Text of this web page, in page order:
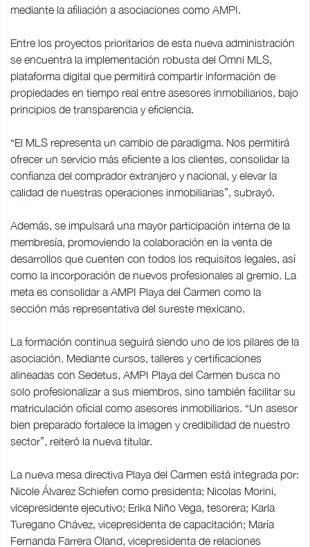
mediante la afiliación a asociaciones como AMPI.
Entre los proyectos prioritarios de esta nueva administración
se encuentra la implementación robusta del Omni MLS,
plataforma digital que permitirá compartir información de
propiedades en tiempo real entre asesores inmobiliarios, bajo
principios de transparencia y eficiencia.
“El MLS representa un cambio de paradigma. Nos permitirá
ofrecer un servicio más eficiente a los clientes, consolidar la
confianza del comprador extranjero y nacional, y elevar la
calidad de nuestras operaciones inmobiliarias”, subrayó.
Además, se impulsará una mayor participación interna de la
membresía, promoviendo la colaboración en la venta de
desarrollos que cuenten con todos los requisitos legales, así
como la incorporación de nuevos profesionales al gremio. La
meta es consolidar a AMPI Playa del Carmen como la
sección más representativa del sureste mexicano.
La formación continua seguirá siendo uno de los pilares de la
asociación. Mediante cursos, talleres y certificaciones
alineadas con Sedetus, AMPI Playa del Carmen busca no
solo profesionalizar a sus miembros, sino también facilitar su
matriculación oficial como asesores inmobiliarios. “Un asesor
bien preparado fortalece la imagen y credibilidad de nuestro
sector”, reiteró la nueva titular.
La nueva mesa directiva Playa del Carmen está integrada por:
Nicole Álvarez Schiefen como presidenta; Nicolas Morini,
vicepresidente ejecutivo; Erika Niño Vega, tesorera; Karla
Turegano Chávez, vicepresidenta de capacitación; María
Fernanda Farrera Oland, vicepresidenta de relaciones